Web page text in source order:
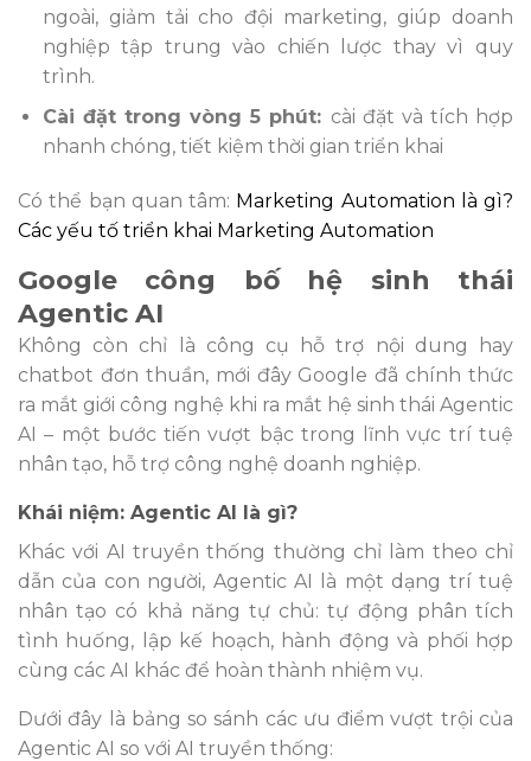
ngoài, giảm tải cho đội marketing, giúp doanh
nghiệp tập trung vào chiến lược thay vì quy
trình.
Cài đặt trong vòng 5 phút: cài đặt và tích hợp
nhanh chóng, tiết kiệm thời gian triển khai
Có thể bạn quan tâm: Marketing Automation là gì?
Các yếu tố triển khai Marketing Automation
Google công bố hệ sinh thái
Agentic AI
Không còn chỉ là công cụ hỗ trợ nội dung hay
chatbot đơn thuần, mới đây Google đã chính thức
ra mắt giới công nghệ khi ra mắt hệ sinh thái Agentic
AI – một bước tiến vượt bậc trong lĩnh vực trí tuệ
nhân tạo, hỗ trợ công nghệ doanh nghiệp.
Khái niệm: Agentic AI là gì?
Khác với AI truyền thống thường chỉ làm theo chỉ
dẫn của con người, Agentic AI là một dạng trí tuệ
nhân tạo có khả năng tự chủ: tự động phân tích
tình huống, lập kế hoạch, hành động và phối hợp
cùng các AI khác để hoàn thành nhiệm vụ.
Dưới đây là bảng so sánh các ưu điểm vượt trội của
Agentic AI so với AI truyền thống: